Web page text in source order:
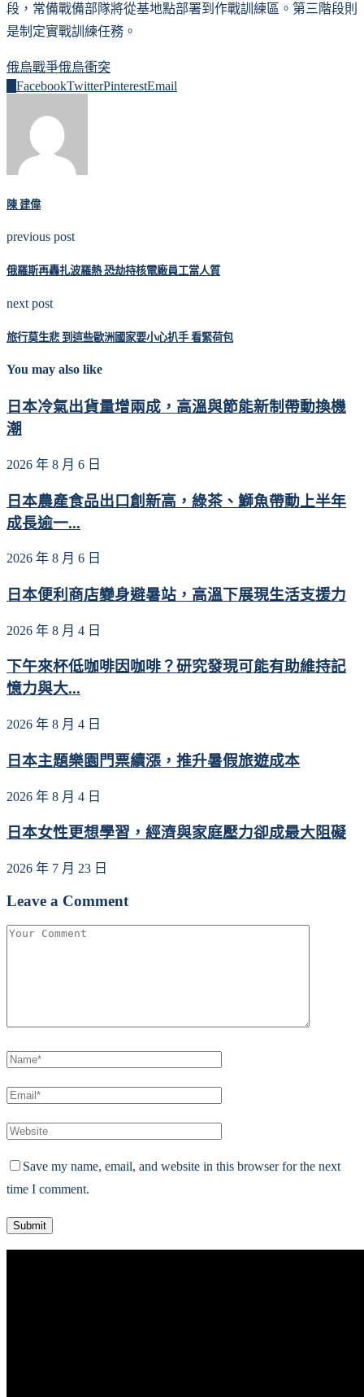
段，常備戰備部隊將從基地點部署到作戰訓練區。第三階段則
是制定實戰訓練任務。
俄烏戰爭俄烏衝突
FacebookTwitterPinterestEmail
陳 建偉
previous post
俄羅斯再轟扎波羅熱 恐劫持核電廠員工當人質
next post
旅行莫生悲 到這些歐洲國家要小心扒手 看緊荷包
You may also like
日本冷氣出貨量增兩成，高溫與節能新制帶動換機
潮
2026 年 8 月 6 日
日本農產食品出口創新高，綠茶、鰤魚帶動上半年
成長逾一...
2026 年 8 月 6 日
日本便利商店變身避暑站，高溫下展現生活支援力
2026 年 8 月 4 日
下午來杯低咖啡因咖啡？研究發現可能有助維持記
憶力與大...
2026 年 8 月 4 日
日本主題樂園門票續漲，推升暑假旅遊成本
2026 年 8 月 4 日
日本女性更想學習，經濟與家庭壓力卻成最大阻礙
2026 年 7 月 23 日
Leave a Comment
Save my name, email, and website in this browser for the next
time I comment.